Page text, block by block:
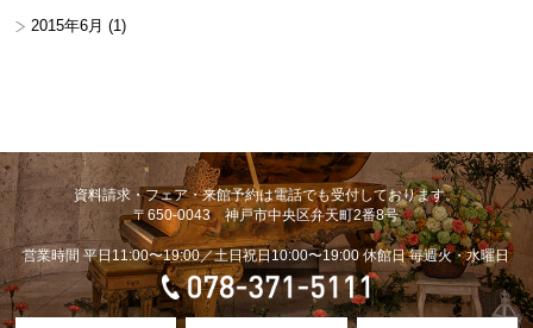
2015年6月 (1)
資料請求・フェア・来館予約は電話でも受付しております。
〒650-0043 神戸市中央区弁天町2番8号
営業時間 平日11:00〜19:00／土日祝日10:00〜19:00 休館日 毎週火・水曜日